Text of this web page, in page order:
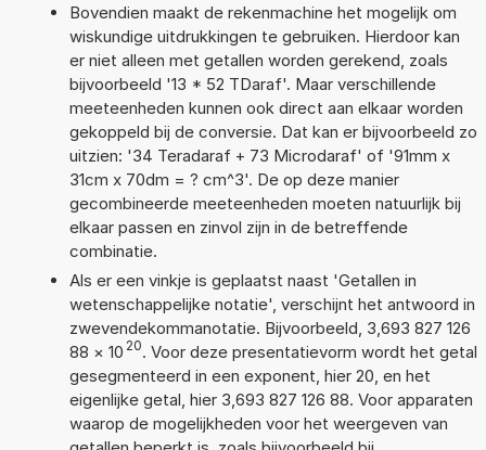
Bovendien maakt de rekenmachine het mogelijk om
wiskundige uitdrukkingen te gebruiken. Hierdoor kan
er niet alleen met getallen worden gerekend, zoals
bijvoorbeeld '13 * 52 TDaraf'. Maar verschillende
meeteenheden kunnen ook direct aan elkaar worden
gekoppeld bij de conversie. Dat kan er bijvoorbeeld zo
uitzien: '34 Teradaraf + 73 Microdaraf' of '91mm x
31cm x 70dm = ? cm^3'. De op deze manier
gecombineerde meeteenheden moeten natuurlijk bij
elkaar passen en zinvol zijn in de betreffende
combinatie.
Als er een vinkje is geplaatst naast 'Getallen in
wetenschappelijke notatie', verschijnt het antwoord in
zwevendekommanotatie. Bijvoorbeeld, 3,693 827 126
88 × 10 20. Voor deze presentatievorm wordt het getal
gesegmenteerd in een exponent, hier 20, en het
eigenlijke getal, hier 3,693 827 126 88. Voor apparaten
waarop de mogelijkheden voor het weergeven van